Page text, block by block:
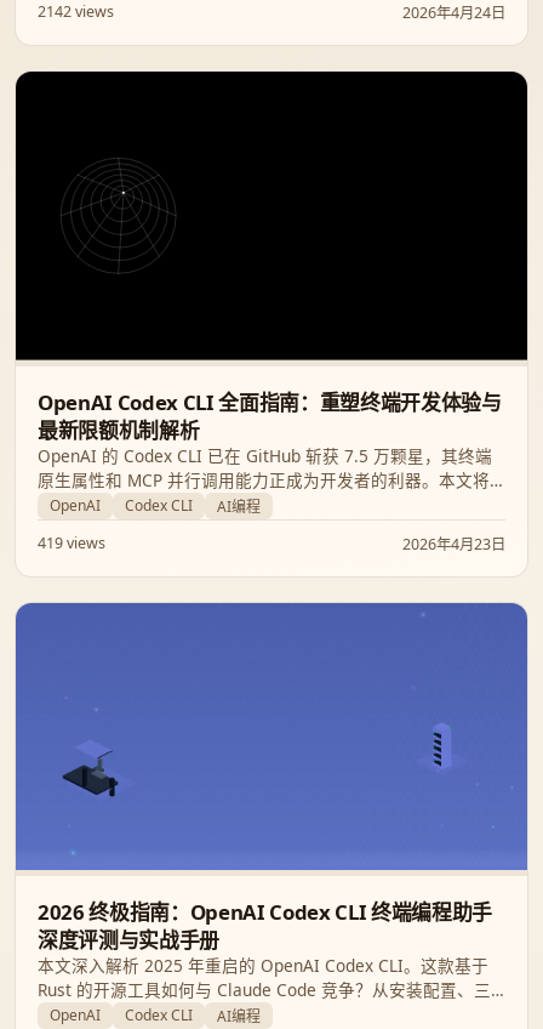
2142 views
2026年4月24日
OpenAI Codex CLI 全面指南：重塑终端开发体验与
最新限额机制解析
OpenAI 的 Codex CLI 已在 GitHub 斩获 7.5 万颗星，其终端
原生属性和 MCP 并行调用能力正成为开发者的利器。本文将
深入探讨其核心特性、安全沙箱机制以及 4 月 9 日更新后的额
度限制逻辑。
OpenAI Codex CLI
AI编程
419 views
2026年4月23日
2026 终极指南：OpenAI Codex CLI 终端编程助手
深度评测与实战手册
本文深入解析 2025 年重启的 OpenAI Codex CLI。这款基于
Rust 的开源工具如何与 Claude Code 竞争？从安装配置、三
级审批模式到 MCP 集成，我们将揭秘其 240+ tokens/sec 的
OpenAI Codex CLI
AI编程